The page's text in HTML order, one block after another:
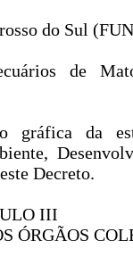
do Sul
de
gráfica da
Decreto.
III
ÓRGÃOS